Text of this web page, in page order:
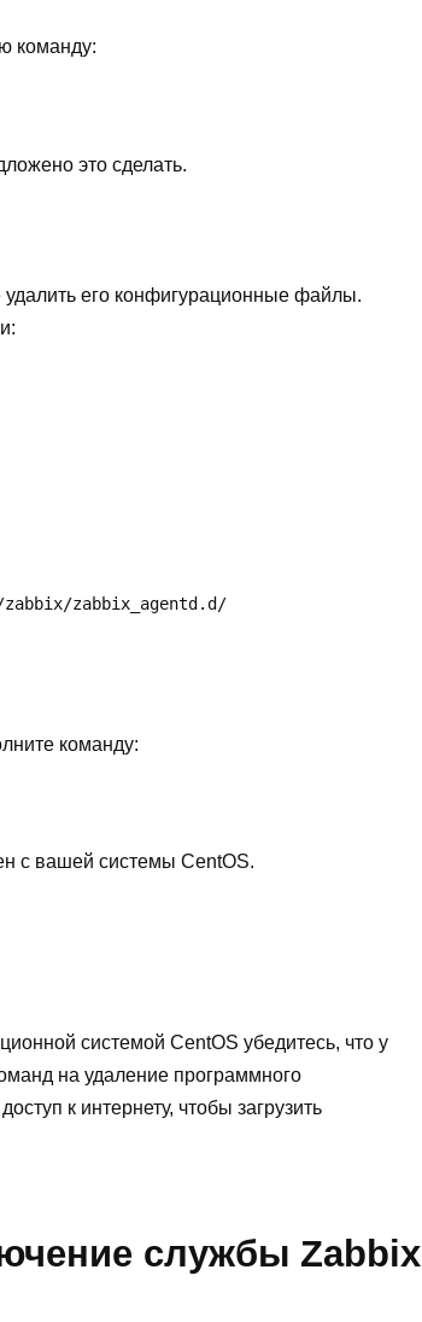
команду:
это сделать.
удалить его конфигурационные файлы.
zabbix_agentd.d/
команду:
с вашей системы CentOS.
системой CentOS убедитесь, что у
на удаление программного
к интернету, чтобы загрузить
службы Zabbix